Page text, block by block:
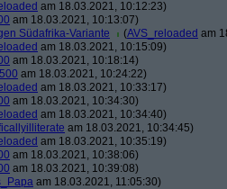
am 18.03.2021, 10:12:23)
am 18.03.2021, 10:13:07)
Südafrika-Variante
(AVS_reloaded am
am 18.03.2021, 10:15:09)
am 18.03.2021, 10:18:14)
am 18.03.2021, 10:24:22)
am 18.03.2021, 10:33:17)
am 18.03.2021, 10:34:30)
am 18.03.2021, 10:34:40)
am 18.03.2021, 10:34:45)
am 18.03.2021, 10:35:19)
am 18.03.2021, 10:38:06)
am 18.03.2021, 10:39:08)
am 18.03.2021, 11:05:30)